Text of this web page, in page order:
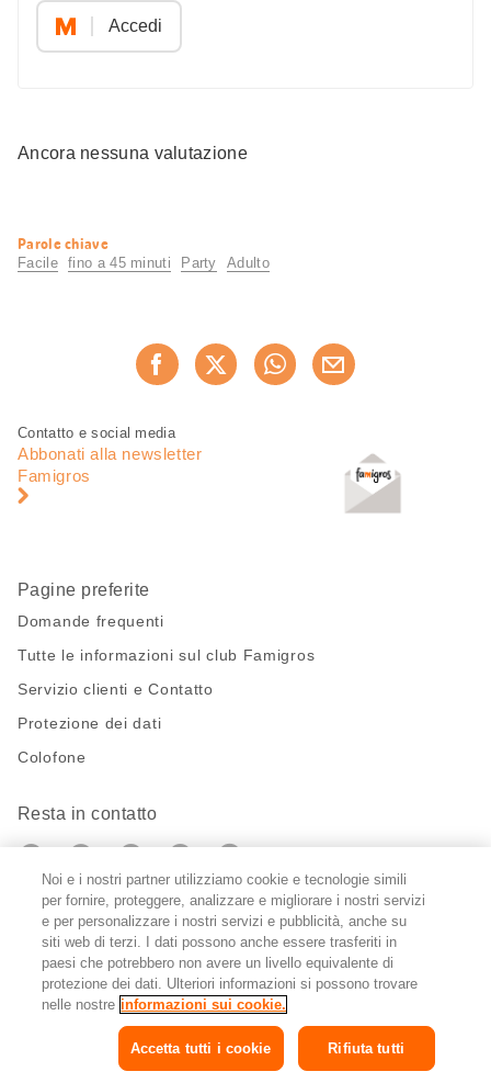
Accedi
Ancora nessuna valutazione
Informazioni
utili
Parole chiave
Facile fino a 45 minuti Party Adulto
Consiglia ora
Piè
pagina
Navigazione
pagina
Contatto e social media
Abbonati alla newsletter
Famigros
Pagine preferite
Domande frequenti
Tutte le informazioni sul club Famigros
Servizio clienti e Contatto
Protezione dei dati
Colofone
Resta in contatto
https://twitter.com/migros?
https://www.youtube.com/user/
PinterestInstagram
Impostazioni cookie
© 2026 Federazione delle cooperative Migros
FR IT
Noi e i nostri partner utilizziamo cookie e tecnologie simili
per fornire, proteggere, analizzare e migliorare i nostri servizi
e per personalizzare i nostri servizi e pubblicità, anche su
siti web di terzi. I dati possono anche essere trasferiti in
paesi che potrebbero non avere un livello equivalente di
protezione dei dati. Ulteriori informazioni si possono trovare
nelle nostre informazioni sui cookie.
Rifiuta tutti
Accetta tutti i cookie